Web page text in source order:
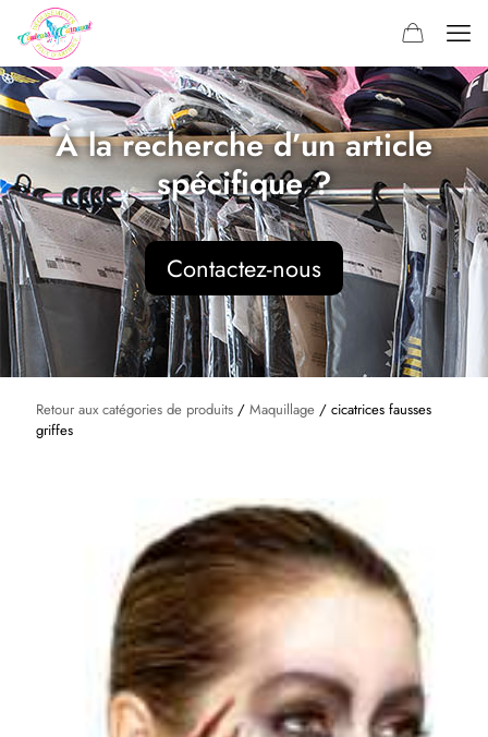
À la recherche d’un article
spécifique ?
Contactez-nous
Retour aux catégories de produits / Maquillage / cicatrices fausses
griffes